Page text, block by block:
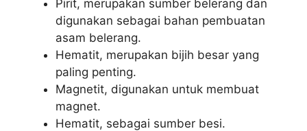
Pirit, merupakan sumber belerang dan
digunakan sebagai bahan pembuatan
asam belerang.
Hematit, merupakan bijih besar yang
paling penting.
Magnetit, digunakan untuk membuat
magnet.
Hematit, sebagai sumber besi.